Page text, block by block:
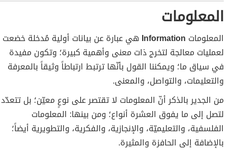
المعلومات
المعلومات Information هي عبارة عن بيانات أولية مُدخلة خضعت
لعمليات معالجة لتخرج ذات معنى وأهمية كبيرة؛ وتكون مفيدة
في سياق ما؛ ويمكننا القول بأنّها ترتبط ارتباطاً وثيقاً بالمعرفة
والتعليمات، والتواصل، والمعنى.
من الجدير بالذكر أنّ المعلومات لا تقتصر على نوعٍ معيّن؛ بل تتعدّد
لتصل إلى ما يفوق العشرة أنواع؛ ومن بينها: المعلومات
الفلسفية، والتعليميّة، والإنجازية، والفكرية، والتطويرية أيضاً؛
بالإضافة إلى الحافزة والمثيرة.